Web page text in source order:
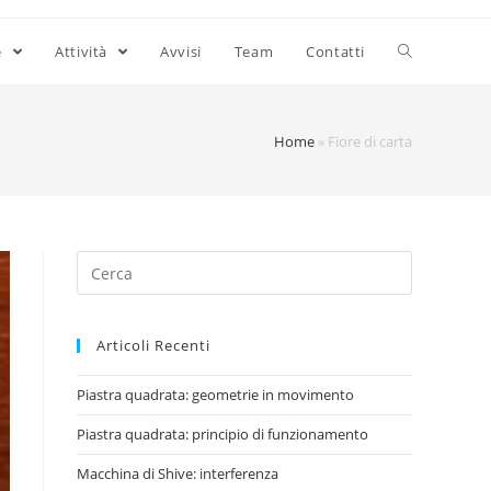
Attività Avvisi Team Contatti
Home » Fiore di carta
Articoli Recenti
Piastra quadrata: geometrie in movimento
Piastra quadrata: principio di funzionamento
Macchina di Shive: interferenza